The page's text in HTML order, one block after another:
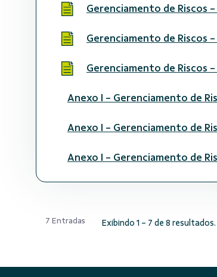
Gerenciamento de Riscos
Gerenciamento de Riscos
Gerenciamento de Riscos
Anexo I - Gerenciamento de
Anexo I - Gerenciamento de
Anexo I - Gerenciamento de
7 Entradas Exibindo 1 - 7 de 8 resultados.